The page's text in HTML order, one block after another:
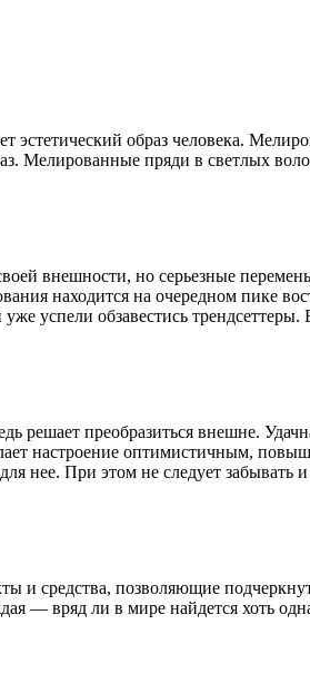
эстетический образ человека.
Мелированные пряди в светлых
внешности, но серьезные
находится на очередном пике
успели обзавестись
решает преобразиться внешне.
настроение оптимистичным,
нее. При этом не следует
и средства, позволяющие
— вряд ли в мире найдется хоть